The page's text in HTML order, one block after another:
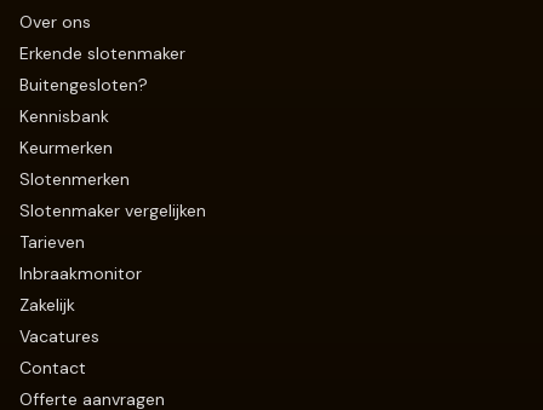
Over ons
Erkende slotenmaker
Buitengesloten?
Kennisbank
Keurmerken
Slotenmerken
Slotenmaker vergelijken
Tarieven
Inbraakmonitor
Zakelijk
Vacatures
Contact
Offerte aanvragen